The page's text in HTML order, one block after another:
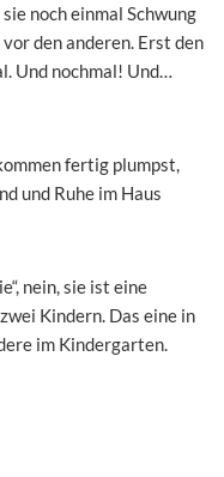
noch einmal Schwung
den anderen. Erst den
Und nochmal! Und…
fertig plumpst,
und Ruhe im Haus
nein, sie ist eine
Kindern. Das eine in
im Kindergarten.